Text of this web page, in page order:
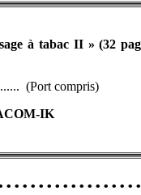
à tabac II » (32
(Port compris)
IK